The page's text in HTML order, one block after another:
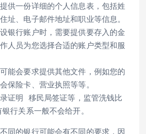
供一份详细的个人信息表，包括姓
址、电子邮件地址和职业等信息。
银行账户时，需要提供要存入的金
人员为您选择合适的账户类型和服
能会要求提供其他文件，例如您的
保险卡、营业执照等等。
证明 移民局签证等，监管洗钱比
行关系一般不会给开。
同的银行可能会有不同的要求，因